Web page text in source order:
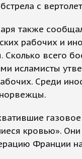
с
также
рабочих и
Сколько всего
исламисты
Среди
кровью». Они
Франции